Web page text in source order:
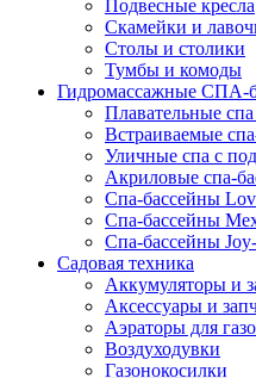
Подвесные кресла
Скамейки и
Столы и столики
Тумбы и комоды
Гидромассажные СПА-
Плавательные
Встраиваемые
Уличные спа с
Акриловые спа-
Спа-бассейны
Спа-бассейны
Спа-бассейны
Садовая техника
Аккумуляторы и
Аксессуары и
Аэраторы для
Воздуходувки
Газонокосилки